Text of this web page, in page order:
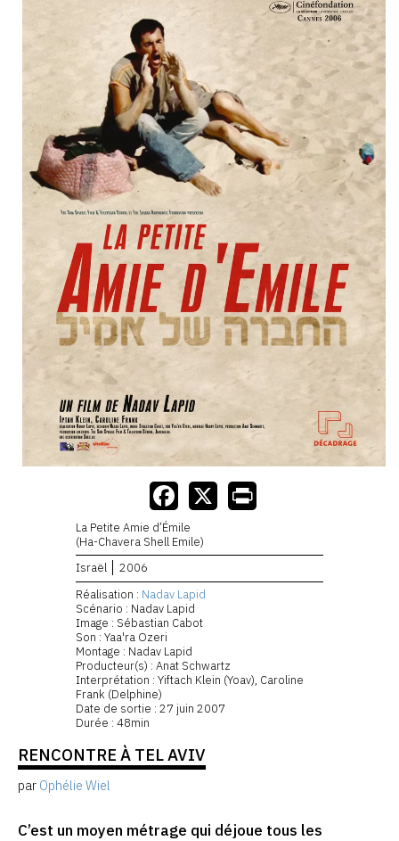
La Petite Amie d’Émile
(Ha-Chavera Shell Emile)
Israël
2006
Réalisation : Nadav Lapid
Scénario : Nadav Lapid
Image : Sébastian Cabot
Son : Yaa'ra Ozeri
Montage : Nadav Lapid
Producteur(s) : Anat Schwartz
Interprétation : Yiftach Klein (Yoav), Caroline
Frank (Delphine)
Date de sortie : 27 juin 2007
Durée : 48min
RENCONTRE À TEL AVIV
par Ophélie Wiel
C’est un moyen métrage qui déjoue tous les